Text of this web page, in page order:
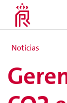
Notícias